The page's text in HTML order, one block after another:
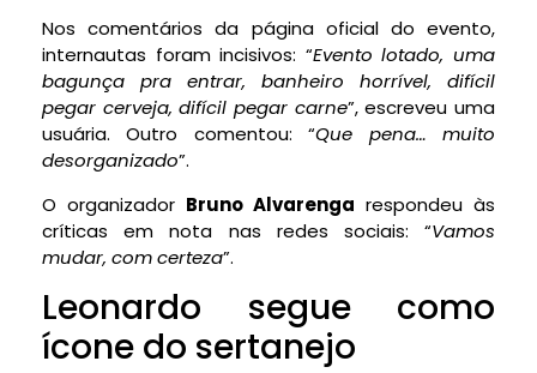
Nos comentários da página oficial do evento,
internautas foram incisivos: “Evento lotado, uma
bagunça pra entrar, banheiro horrível, difícil
pegar cerveja, difícil pegar carne”, escreveu uma
usuária. Outro comentou: “Que pena… muito
desorganizado”.
O organizador Bruno Alvarenga respondeu às
críticas em nota nas redes sociais: “Vamos
mudar, com certeza”.
Leonardo segue como
ícone do sertanejo